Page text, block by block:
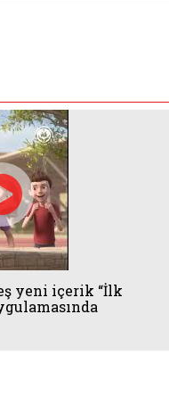
yeni içerik “İlk